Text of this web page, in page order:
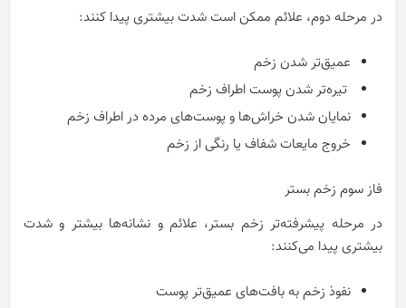
در مرحله دوم، علائم ممکن است شدت بیشتری پیدا کنند:
عمیق‌تر شدن زخم
تیره‌تر شدن پوست اطراف زخم
نمایان شدن خراش‌ها و پوست‌های مرده در اطراف زخم
خروج مایعات شفاف یا رنگی از زخم
فاز سوم زخم بستر
در مرحله پیشرفته‌تر زخم بستر، علائم و نشانه‌ها بیشتر و شدت
بیشتری پیدا می‌کنند:
نفوذ زخم به بافت‌های عمیق‌تر پوست